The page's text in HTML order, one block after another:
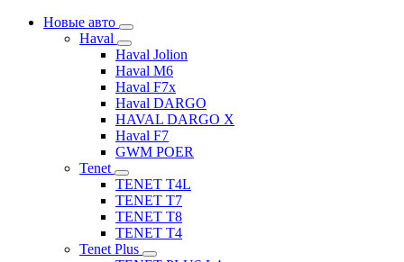
Новые авто
Haval
Haval Jolion
Haval M6
Haval F7x
Haval DARGO
HAVAL DARGO Х
Haval F7
GWM POER
Tenet
TENET T4L
TENET T7
TENET T8
TENET T4
Tenet Plus